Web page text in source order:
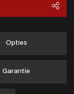
Opties
Garantie